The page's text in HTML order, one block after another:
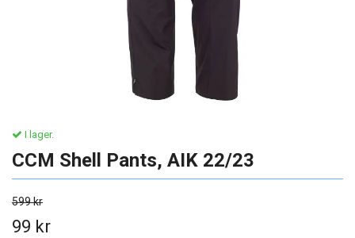
I lager.
CCM Shell Pants, AIK 22/23
599 kr
99 kr